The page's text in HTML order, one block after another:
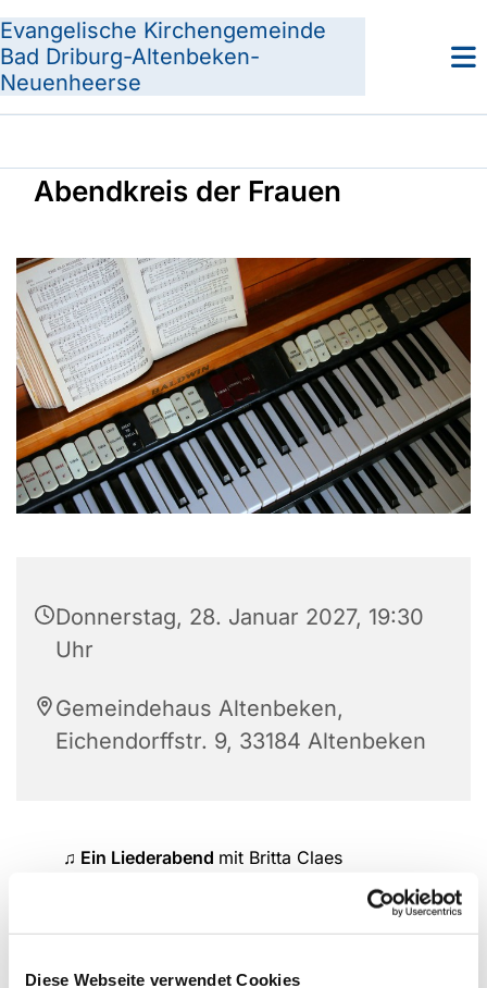
Diese Webseite verwendet Cookies
Evangelische Kirchengemeinde
Bad Driburg-Altenbeken-
Neuenheerse
Abendkreis der Frauen
Donnerstag, 28. Januar 2027, 19:30
Uhr
Gemeindehaus Altenbeken,
Eichendorffstr. 9, 33184 Altenbeken
♫ Ein Liederabend mit Britta Claes
Neues und Bekanntes singen wir gemeinsam